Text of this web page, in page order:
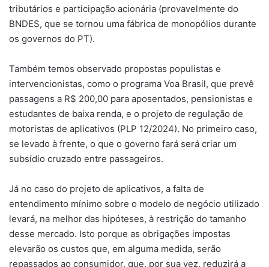
tributários e participação acionária (provavelmente do
BNDES, que se tornou uma fábrica de monopólios durante
os governos do PT).
Também temos observado propostas populistas e
intervencionistas, como o programa Voa Brasil, que prevê
passagens a R$ 200,00 para aposentados, pensionistas e
estudantes de baixa renda, e o projeto de regulação de
motoristas de aplicativos (PLP 12/2024). No primeiro caso,
se levado à frente, o que o governo fará será criar um
subsídio cruzado entre passageiros.
Já no caso do projeto de aplicativos, a falta de
entendimento mínimo sobre o modelo de negócio utilizado
levará, na melhor das hipóteses, à restrição do tamanho
desse mercado. Isto porque as obrigações impostas
elevarão os custos que, em alguma medida, serão
repassados ao consumidor, que, por sua vez, reduzirá a